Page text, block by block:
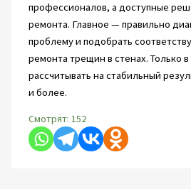
профессионалов, а доступные
ремонта. Главное — правильно
проблему и подобрать
ремонта трещин в стенах. Только
рассчитывать на стабильный
и более.
Смотрят: 152